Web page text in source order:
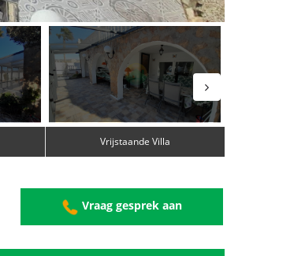
Vrijstaande Villa
Vraag gesprek aan